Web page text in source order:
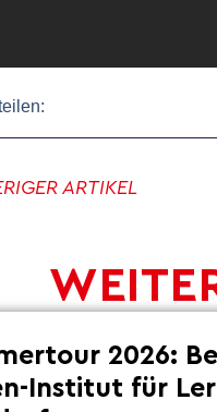
ARTIKEL
2026:
Institut für